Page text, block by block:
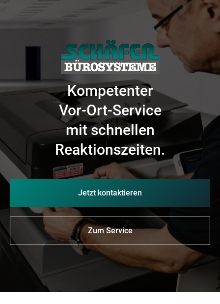
Kompetenter
Vor-Ort-Service
mit schnellen
Reaktionszeiten.
Jetzt kontaktieren
Zum Service